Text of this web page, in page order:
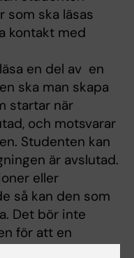
som ska läsas
kontakt med
en del av en
ska man skapa
startar när
och motsvarar
Studenten kan
är avslutad.
eller
så kan den som
Det bör inte
för att en